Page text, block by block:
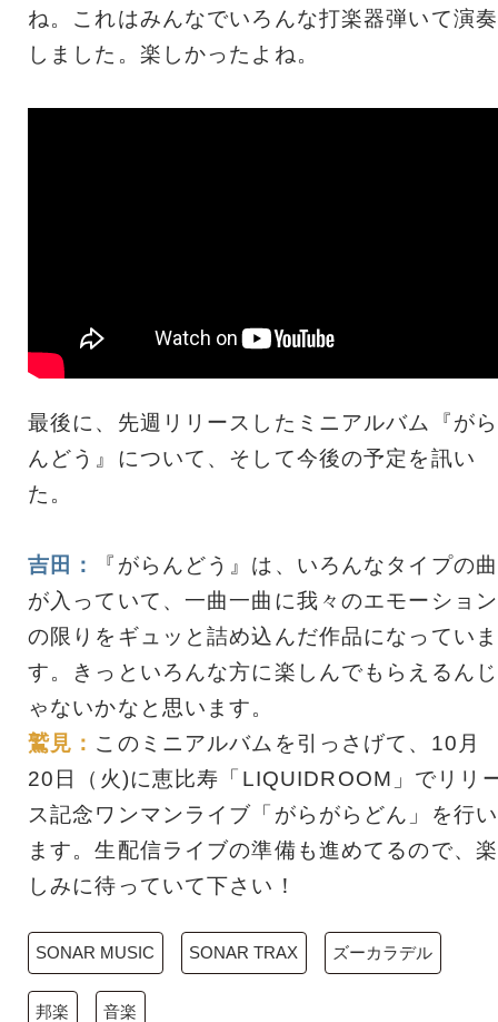
ね。これはみんなでいろんな打楽器弾いて演奏
しました。楽しかったよね。
最後に、先週リリースしたミニアルバム『がら
んどう』について、そして今後の予定を訊い
た。
吉田：
『がらんどう』は、いろんなタイプの曲
が入っていて、一曲一曲に我々のエモーション
の限りをギュッと詰め込んだ作品になっていま
す。きっといろんな方に楽しんでもらえるんじ
ゃないかなと思います。
鷲見： このミニアルバムを引っさげて、10月
20日（火)に恵比寿「LIQUIDROOM」でリリ
ス記念ワンマンライブ「がらがらどん」を行い
ます。生配信ライブの準備も進めてるので、楽
しみに待っていて下さい！
SONAR MUSIC SONAR TRAX ズーカラデル
邦楽 音楽